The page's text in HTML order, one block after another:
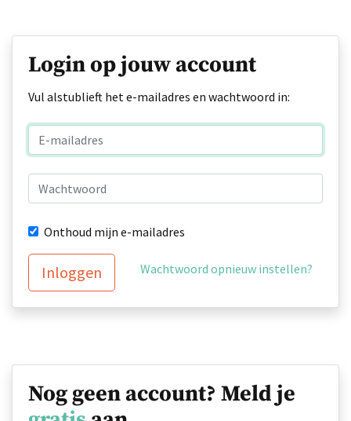
Login op jouw account
Vul alstublieft het e-mailadres en wachtwoord in:
Onthoud mijn e-mailadres
Inloggen Wachtwoord opnieuw instellen?
Nog geen account? Meld je